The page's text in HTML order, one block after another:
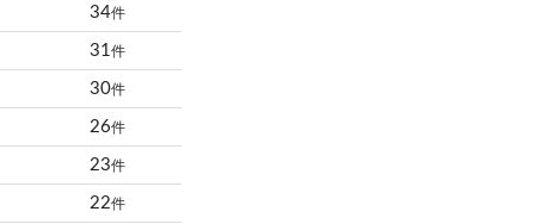
34件
31 件
30件
26件
23件
22件